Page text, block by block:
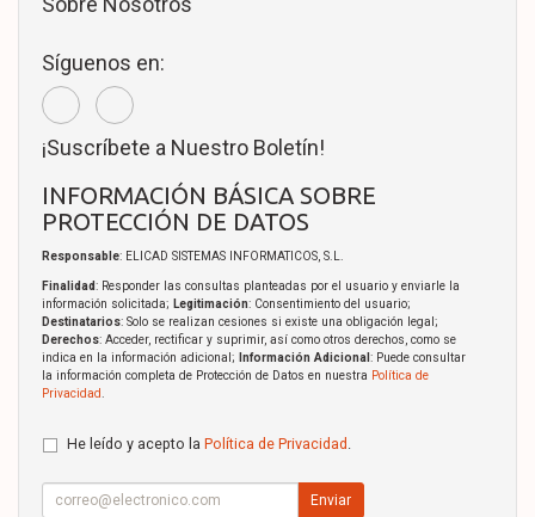
Síguenos en:
¡Suscríbete a Nuestro Boletín!
INFORMACIÓN BÁSICA SOBRE
PROTECCIÓN DE DATOS
Responsable: ELICAD SISTEMAS INFORMATICOS, S.L.
Finalidad: Responder las consultas planteadas por el usuario y enviarle la
información solicitada; Legitimación: Consentimiento del usuario;
Destinatarios: Solo se realizan cesiones si existe una obligación legal;
Derechos: Acceder, rectificar y suprimir, así como otros derechos, como se
indica en la información adicional;
Información Adicional : Puede consultar
la información completa de Protección de Datos en nuestra Política de
Privacidad
He leído y acepto la Política de Privacidad
Enviar